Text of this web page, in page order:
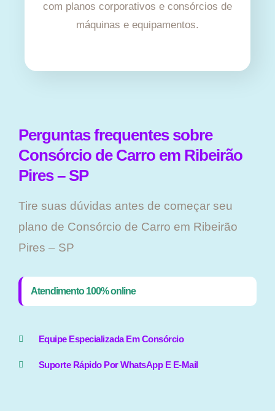
com planos corporativos e consórcios de
máquinas e equipamentos.
Perguntas frequentes sobre
Consórcio de Carro em Ribeirão
Pires – SP
Tire suas dúvidas antes de começar seu
plano ​de Consórcio de Carro em Ribeirão
Pires – SP
Atendimento 100% online
Equipe Especializada Em Consórcio
Suporte Rápido Por WhatsApp E E-Mail